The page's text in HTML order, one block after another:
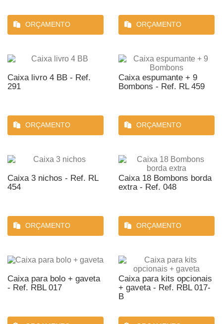
ORÇAMENTO ORÇAMENTO
Caixa livro 4 BB - Ref.
291
ORÇAMENTO
Caixa espumante + 9
Bombons - Ref. RL 459
ORÇAMENTO
Caixa 3 nichos - Ref. RL
454
ORÇAMENTO
Caixa 18 Bombons borda
extra - Ref. 048
ORÇAMENTO
Caixa para bolo + gaveta
- Ref. RBL 017
Caixa para kits opcionais
+ gaveta - Ref. RBL 017-
B